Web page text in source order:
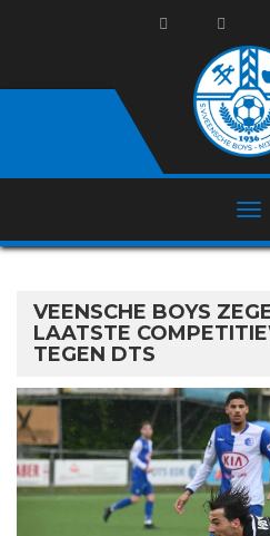
VEENSCHE BOYS
LAATSTE
TEGEN DTS